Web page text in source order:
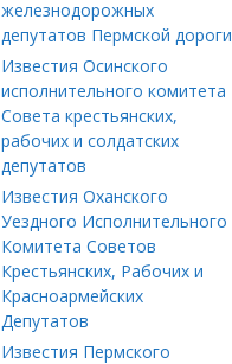
железнодорожных
депутатов Пермской дороги
Известия Осинского
исполнительного комитета
Совета крестьянских,
рабочих и солдатских
депутатов
Известия Оханского
Уездного Исполнительного
Комитета Советов
Крестьянских, Рабочих и
Красноармейских
Депутатов
Известия Пермского